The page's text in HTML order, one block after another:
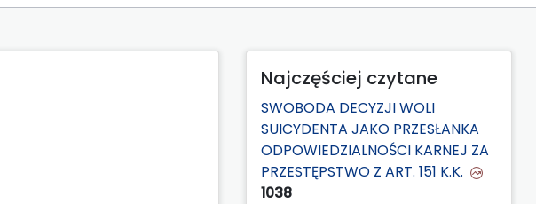
Najczęściej czytane
SWOBODA DECYZJI WOLI
SUICYDENTA JAKO PRZESŁANKA
ODPOWIEDZIALNOŚCI KARNEJ ZA
PRZESTĘPSTWO Z ART. 151 K.K.
1038